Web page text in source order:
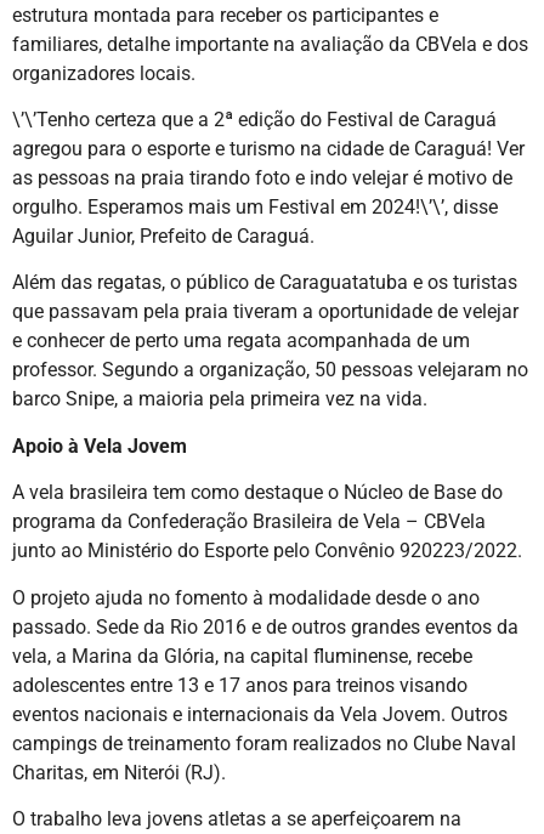
estrutura montada para receber os participantes e
familiares, detalhe importante na avaliação da CBVela e dos
organizadores locais.
\’\’Tenho certeza que a 2ª edição do Festival de Caraguá
agregou para o esporte e turismo na cidade de Caraguá! Ver
as pessoas na praia tirando foto e indo velejar é motivo de
orgulho. Esperamos mais um Festival em 2024!\’\’, disse
Aguilar Junior, Prefeito de Caraguá.
Além das regatas, o público de Caraguatatuba e os turistas
que passavam pela praia tiveram a oportunidade de velejar
e conhecer de perto uma regata acompanhada de um
professor. Segundo a organização, 50 pessoas velejaram no
barco Snipe, a maioria pela primeira vez na vida.
Apoio à Vela Jovem
A vela brasileira tem como destaque o Núcleo de Base do
programa da Confederação Brasileira de Vela – CBVela
junto ao Ministério do Esporte pelo Convênio 920223/2022.
O projeto ajuda no fomento à modalidade desde o ano
passado. Sede da Rio 2016 e de outros grandes eventos da
vela, a Marina da Glória, na capital fluminense, recebe
adolescentes entre 13 e 17 anos para treinos visando
eventos nacionais e internacionais da Vela Jovem. Outros
campings de treinamento foram realizados no Clube Naval
Charitas, em Niterói (RJ).
O trabalho leva jovens atletas a se aperfeiçoarem na